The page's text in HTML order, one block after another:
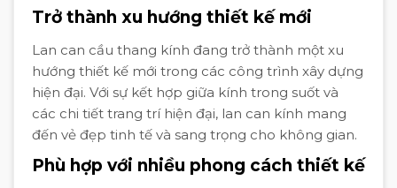
Trở thành xu hướng thiết kế mới
Lan can cầu thang kính đang trở thành một xu
hướng thiết kế mới trong các công trình xây dựng
hiện đại. Với sự kết hợp giữa kính trong suốt và
các chi tiết trang trí hiện đại, lan can kính mang
đến vẻ đẹp tinh tế và sang trọng cho không gian.
Phù hợp với nhiều phong cách thiết kế